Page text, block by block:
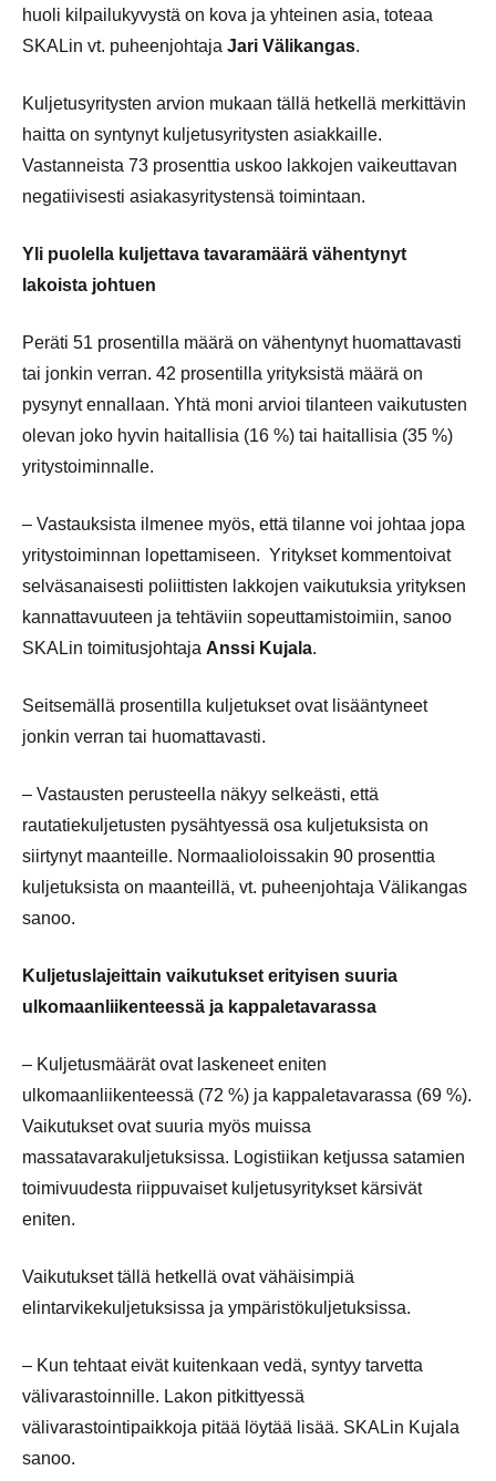
huoli kilpailukyvystä on kova ja yhteinen asia, toteaa
SKALin vt. puheenjohtaja Jari Välikangas.
Kuljetusyritysten arvion mukaan tällä hetkellä merkittävin
haitta on syntynyt kuljetusyritysten asiakkaille.
Vastanneista 73 prosenttia uskoo lakkojen vaikeuttavan
negatiivisesti asiakasyritystensä toimintaan.
Yli puolella kuljettava tavaramäärä vähentynyt
lakoista johtuen
Peräti 51 prosentilla määrä on vähentynyt huomattavasti
tai jonkin verran. 42 prosentilla yrityksistä määrä on
pysynyt ennallaan. Yhtä moni arvioi tilanteen vaikutusten
olevan joko hyvin haitallisia (16 %) tai haitallisia (35 %)
yritystoiminnalle.
– Vastauksista ilmenee myös, että tilanne voi johtaa jopa
yritystoiminnan lopettamiseen. Yritykset kommentoivat
selväsanaisesti poliittisten lakkojen vaikutuksia yrityksen
kannattavuuteen ja tehtäviin sopeuttamistoimiin, sanoo
SKALin toimitusjohtaja Anssi Kujala.
Seitsemällä prosentilla kuljetukset ovat lisääntyneet
jonkin verran tai huomattavasti.
– Vastausten perusteella näkyy selkeästi, että
rautatiekuljetusten pysähtyessä osa kuljetuksista on
siirtynyt maanteille. Normaalioloissakin 90 prosenttia
kuljetuksista on maanteillä, vt. puheenjohtaja Välikangas
sanoo.
Kuljetuslajeittain vaikutukset erityisen suuria
ulkomaanliikenteessä ja kappaletavarassa
– Kuljetusmäärät ovat laskeneet eniten
ulkomaanliikenteessä (72 %) ja kappaletavarassa (69 %).
Vaikutukset ovat suuria myös muissa
massatavarakuljetuksissa. Logistiikan ketjussa satamien
toimivuudesta riippuvaiset kuljetusyritykset kärsivät
eniten.
Vaikutukset tällä hetkellä ovat vähäisimpiä
elintarvikekuljetuksissa ja ympäristökuljetuksissa.
– Kun tehtaat eivät kuitenkaan vedä, syntyy tarvetta
välivarastoinnille. Lakon pitkittyessä
välivarastointipaikkoja pitää löytää lisää. SKALin Kujala
sanoo.